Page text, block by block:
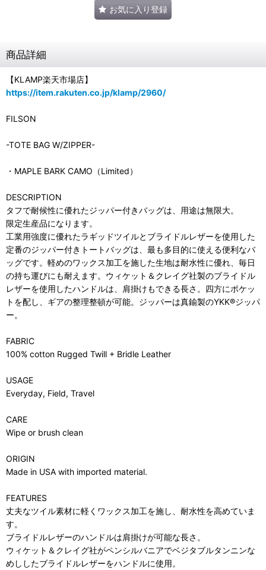
お気に入り登録
商品詳細
【KLAMP楽天市場店】
https://item.rakuten.co.jp/klamp/2960/
FILSON
-TOTE BAG W/ZIPPER-
・MAPLE BARK CAMO（Limited）
DESCRIPTION
タフで耐候性に優れたジッパー付きバッグは、用途は無限大。
限定生産品になります。
工業用強度に優れたラギッドツイルとブライドルレザーを使用した
定番のジッパー付きトートバッグは、最も多目的に使える便利なバ
ッグです。軽めのワックス加工を施した生地は耐水性に優れ、毎日
の持ち運びにも耐えます。ウィケット＆クレイグ社製のブライドル
レザーを使用したハンドルは、肩掛けもできる長さ。四方にポケッ
トを配し、ギアの整理整頓が可能。ジッパーは真鍮製のYKK®ジッパ
ー。
FABRIC
100% cotton Rugged Twill + Bridle Leather
USAGE
Everyday, Field, Travel
CARE
Wipe or brush clean
ORIGIN
Made in USA with imported material.
FEATURES
丈夫なツイル素材に軽くワックス加工を施し、耐水性を高めていま
す。
ブライドルレザーのハンドルは肩掛けが可能な長さ。
ウィケット＆クレイグ社がペンシルバニアでベジタブルタンニンな
めししたブライドルレザーをハンドルに使用。